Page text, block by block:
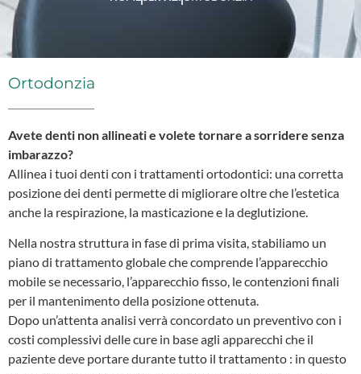
Ortodonzia
Avete denti non allineati e volete tornare a sorridere senza
imbarazzo?
Allinea i tuoi denti con i trattamenti ortodontici: una corretta
posizione dei denti permette di migliorare oltre che l’estetica
anche la respirazione, la masticazione e la deglutizione.
Nella nostra struttura in fase di prima visita, stabiliamo un
piano di trattamento globale che comprende l’apparecchio
mobile se necessario, l’apparecchio fisso, le contenzioni finali
per il mantenimento della posizione ottenuta.
Dopo un’attenta analisi verrà concordato un preventivo con i
costi complessivi delle cure in base agli apparecchi che il
paziente deve portare durante tutto il trattamento : in questo